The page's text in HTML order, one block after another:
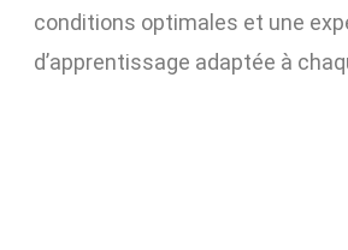
conditions optimales et une
d’apprentissage adaptée à